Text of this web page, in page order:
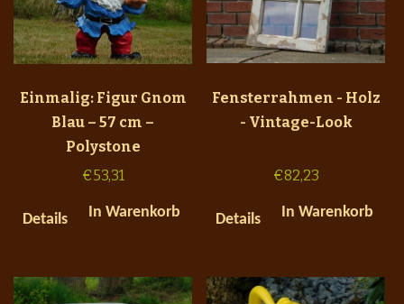
Einmalig: Figur Gnom
Blau – 57 cm –
Polystone
€53,31
Details In Warenkorb
Fensterrahmen - Holz
- Vintage-Look
€82,23
Details In Warenkorb